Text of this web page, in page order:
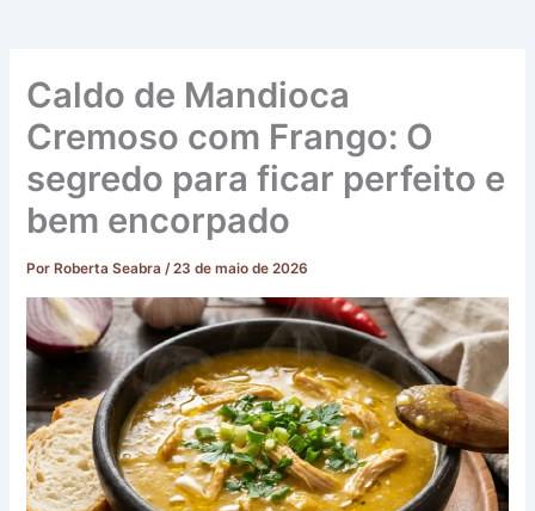
Caldo de Mandioca
Cremoso com Frango: O
segredo para ficar perfeito e
bem encorpado
Por Roberta Seabra/23 de maio de 2026